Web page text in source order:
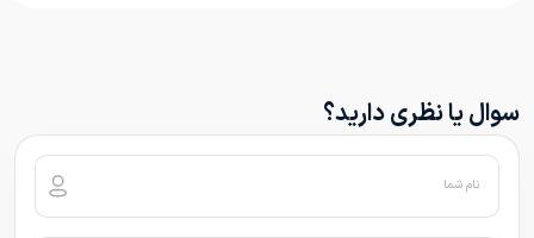
سوال یا نظری دارید؟
نام شما